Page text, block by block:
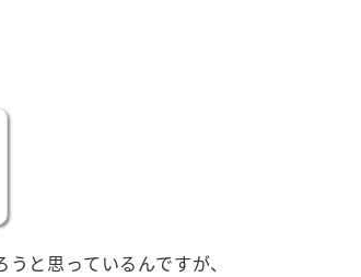
と思っているんですが、